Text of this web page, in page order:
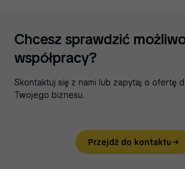
Chcesz sprawdzić
współpracy?
Skontaktuj się z nami lub zapytaj o ofertę
Twojego biznesu.
Przejdź do kontaktu